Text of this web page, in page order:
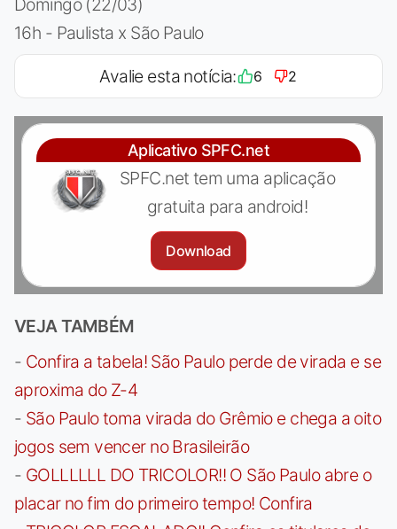
16h - Paulista x São Paulo
Avalie esta notícia: 6 2
Aplicativo SPFC.net
SPFC.net tem uma aplicação
gratuita para android!
Download
VEJA TAMBÉM
- Confira a tabela! São Paulo perde de virada e se
aproxima do Z-4
- São Paulo toma virada do Grêmio e chega a oito
jogos sem vencer no Brasileirão
- GOLLLLLL DO TRICOLOR!! O São Paulo abre o
placar no fim do primeiro tempo! Confira